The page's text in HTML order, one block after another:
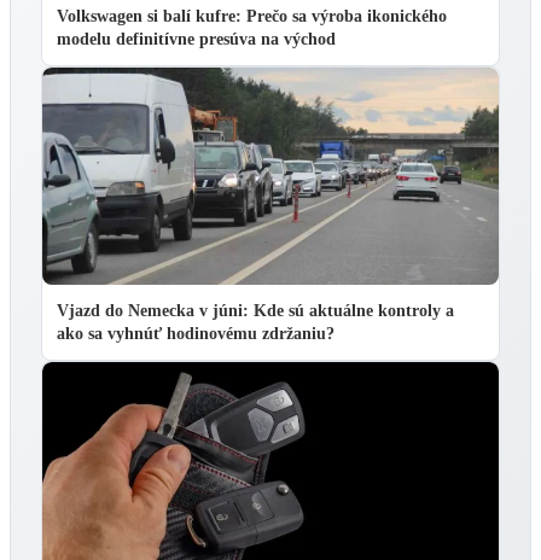
Volkswagen si balí kufre: Prečo sa výroba ikonického
modelu definitívne presúva na východ
Vjazd do Nemecka v júni: Kde sú aktuálne kontroly a
ako sa vyhnúť hodinovému zdržaniu?